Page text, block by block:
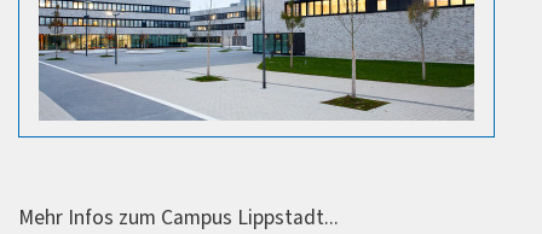
Falls diese Kreditpunkte nicht vorliegen, können
diese durch Belegen zusätzlicher Module der oben
genannten Studiengänge nachgeholt werden.
Im Einzelfall entscheidet der Prüfungsausschuss über
Mehr Infos zum Campus Lippstadt...